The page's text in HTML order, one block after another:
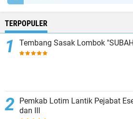
TERPOPULER
Tembang Sasak Lombok
Pemkab Lotim Lantik Pejabat
dan III